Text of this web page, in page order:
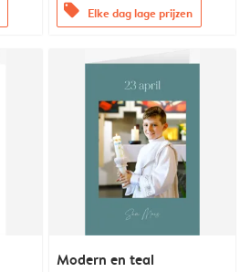
offers Elke dag lage prijzen
Modern en teal